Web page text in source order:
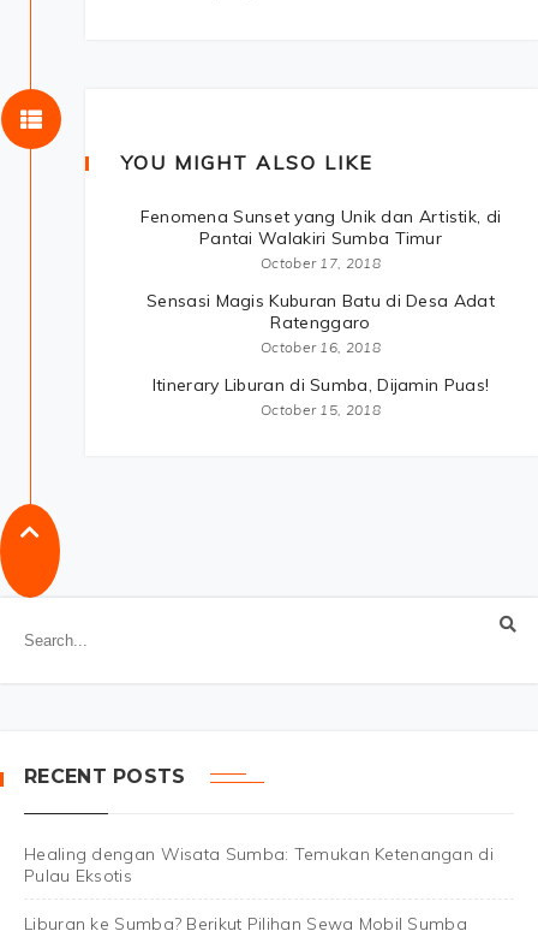
YOU MIGHT ALSO LIKE
Fenomena Sunset yang Unik dan Artistik, di
Pantai Walakiri Sumba Timur
October 17, 2018
Sensasi Magis Kuburan Batu di Desa Adat
Ratenggaro
October 16, 2018
Itinerary Liburan di Sumba, Dijamin Puas!
October 15, 2018
RECENT POSTS
Healing dengan Wisata Sumba: Temukan Ketenangan di
Pulau Eksotis
Liburan ke Sumba? Berikut Pilihan Sewa Mobil Sumba